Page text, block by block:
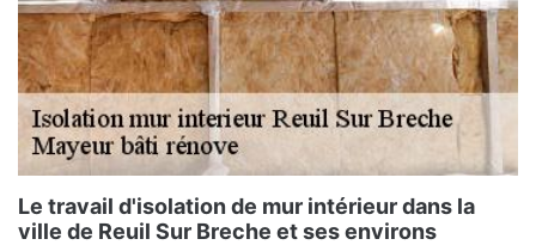
Le travail d'isolation de mur intérieur dans la
ville de Reuil Sur Breche et ses environs